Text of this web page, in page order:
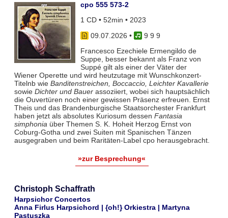
cpo 555 573-2
1 CD • 52min • 2023
09.07.2026 •
9 9 9
Francesco Ezechiele Ermengildo de
Suppe, besser bekannt als Franz von
Suppé gilt als einer der Väter der
Wiener Operette und wird heutzutage mit Wunschkonzert-
Titelnb wie Banditenstreichen, Boccaccio, Leichter Kavallerie
sowie Dichter und Bauerassoziiert, wobei sich hauptsächlich
die Ouvertüren noch einer gewissen Präsenz erfreuen. Ernst
Theis und das Brandenburgische Staatsorchester Frankfurt
haben jetzt als absolutes Kuriosum dessen Fantasia
simphoniaüber Themen S. K. Hoheit Herzog Ernst von
Coburg-Gotha und zwei Suiten mit Spanischen Tänzen
ausgegraben und beim Raritäten-Label cpo herausgebracht.
»zur Besprechung«
Christoph Schaffrath
Harpsichor Concertos
Anna Firlus Harpsichord | {oh!} Orkiestra | Martyna
Pastuszka